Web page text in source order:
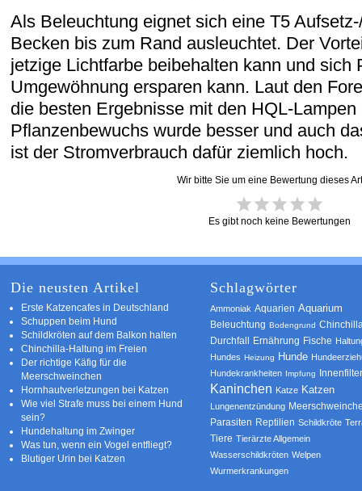
Als Beleuchtung eignet sich eine T5
Becken bis zum Rand ausleuchtet. Der
jetzige Lichtfarbe beibehalten kann und sich
Umgewöhnung ersparen kann. Laut den
die besten Ergebnisse mit den HQL-
Pflanzenbewuchs wurde besser und auch
ist der Stromverbrauch dafür ziemlich hoch.
Wir bitte Sie um eine Bewertung dieses
Es gibt noch keine Bewertungen
Die neusten Artikel
Erste Katzencafes in Deutschland
Schuppen beim Hund
Schildkröten auf dem Balkon halten
Chinchilla-Haltung im Freien
Der richtige Käfig für die
Meerschweinchen
Hornhautverletzungen bei Katzen
Wie viel Strafe muss bei einem Hund
sein?
Hundehaltung im Zwinger
Was tun, wenn ein Vogel entfliegt?
Blutiger Urin bei Katzen
Schlagwörter
Ammoniak Aquarien Aquarium
Beleuchtung Bodengrund
Durchfall Ernährung Fische
Hundes Heizung Hunde
Hundekrankheiten Impfung
Kaninchen Katze Katzen
Lungenentzündung
Parasiten Reptilien Schildkröte
Tiere Tierärzte Allgemein
Wasserschildkröten Welpen
Wurmerkrankungen